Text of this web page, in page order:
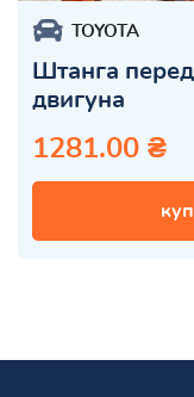
TOYOTA
Штанга
двигуна
1281.00 ₴